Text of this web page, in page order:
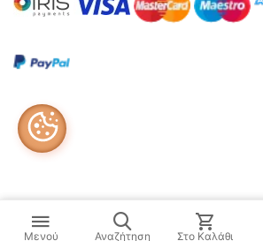
Μενού Αναζήτηση Στο Καλάθι